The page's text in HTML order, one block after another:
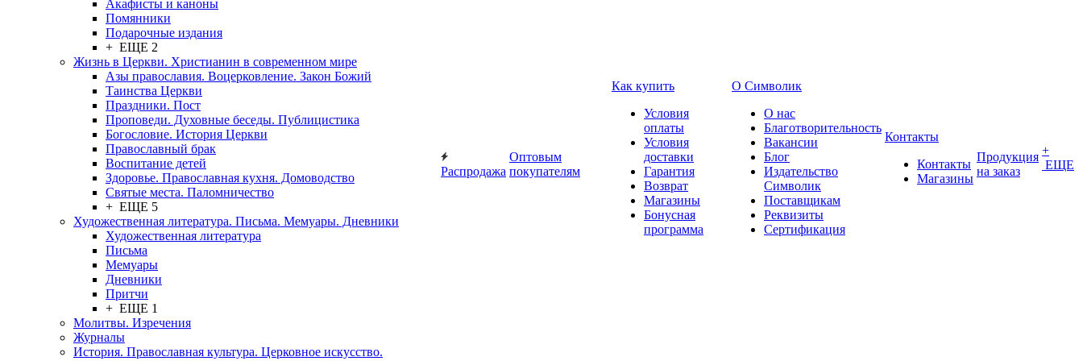
Акафисты и каноны
Помянники
Подарочные издания
+ ЕЩЕ 2
Жизнь в Церкви. Христианин в современном мире
Азы православия. Воцерковление. Закон Божий
Таинства Церкви
Праздники. Пост
Проповеди. Духовные беседы. Публицистика
Богословие. История Церкви
Православный брак
Воспитание детей
Здоровье. Православная кухня. Домоводство
Святые места. Паломничество
+ ЕЩЕ 5
Художественная литература. Письма. Мемуары. Дневники
Художественная литература
Письма
Мемуары
Дневники
Притчи
+ ЕЩЕ 1
Молитвы. Изречения
Журналы
История. Православная культура. Церковное искусство.
Распродажа
Оптовым
покупателям
Как купить
Условия
оплаты
Условия
доставки
Гарантия
Возврат
Магазины
Бонусная
программа
О Символик
О нас
Благотворительность
Вакансии
Блог
Издательство
Символик
Поставщикам
Реквизиты
Сертификация
Контакты
Контакты
Магазины
Продукция
на заказ
+
ЕЩЕ